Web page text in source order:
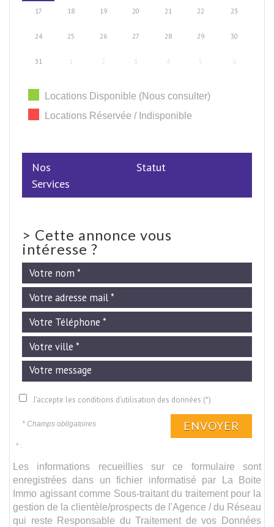
17 18 19 20 21 22 23
24 25 26 27 28 29 30
31 1 2 3 4 5 6
Locations Disponible (Nous consulter)
Locations Réservée / Indisponible
Nos
Services
Statut
> Cette annonce vous
intéresse ?
J'accepte les conditions d'utilisation des données (*)
* Champs obligatoires ENVOYER
* :
Les informations recueillies sur ce formulaire sont
enregistrées dans un fichier informatisé par La Boite
Immo agissant comme Sous-traitant du traitement pour la
gestion de la clientèle/prospects de l'Agence / du Réseau
qui reste Responsable du Traitement de vos Données